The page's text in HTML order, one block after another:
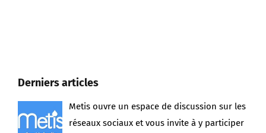
Derniers articles
Metis ouvre un espace de discussion sur les
réseaux sociaux et vous invite à y participer